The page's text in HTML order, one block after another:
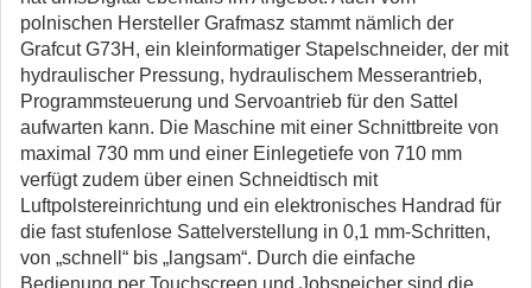
polnischen Hersteller Grafmasz stammt nämlich der
Grafcut G73H, ein kleinformatiger Stapelschneider, der mit
hydraulischer Pressung, hydraulischem Messerantrieb,
Programmsteuerung und Servoantrieb für den Sattel
aufwarten kann. Die Maschine mit einer Schnittbreite von
maximal 730 mm und einer Einlegetiefe von 710 mm
verfügt zudem über einen Schneidtisch mit
Luftpolstereinrichtung und ein elektronisches Handrad für
die fast stufenlose Sattelverstellung in 0,1 mm-Schritten,
von „schnell“ bis „langsam“. Durch die einfache
Bedienung per Touchscreen und Jobspeicher sind die